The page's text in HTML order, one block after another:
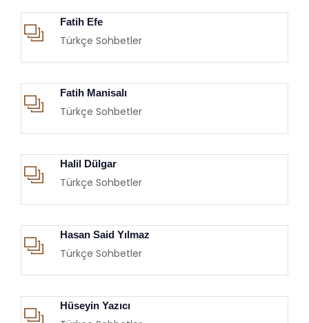
Fatih Efe
Türkçe Sohbetler
Fatih Manisalı
Türkçe Sohbetler
Halil Dülgar
Türkçe Sohbetler
Hasan Said Yılmaz
Türkçe Sohbetler
Hüseyin Yazıcı